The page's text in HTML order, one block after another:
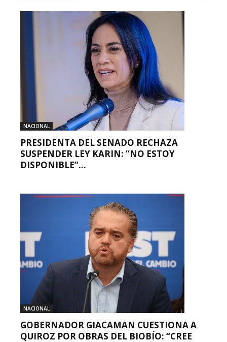
NACIONAL
PRESIDENTA DEL SENADO RECHAZA
SUSPENDER LEY KARIN: “NO ESTOY
DISPONIBLE”...
NACIONAL
GOBERNADOR GIACAMAN CUESTIONA A
QUIROZ POR OBRAS DEL BIOBÍO: “CREE